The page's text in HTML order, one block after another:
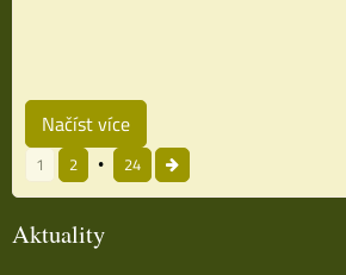
Načíst více
1 2 24
Aktuality